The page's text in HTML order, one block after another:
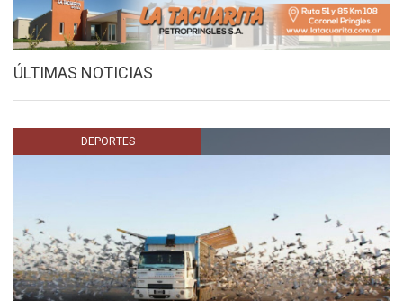
ÚLTIMAS NOTICIAS
DEPORTES